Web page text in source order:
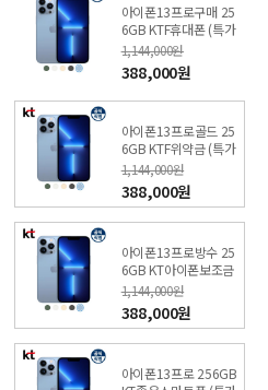
아이폰13프로구매 25
6GB KTF휴대폰 (특가
폰 신청) 온라인KT직영
점
1,144,000원
388,000원
아이폰13프로골드 25
6GB KTF위약금 (특가
폰 신청) 온라인KT직영
점
1,144,000원
388,000원
아이폰13프로방수 25
6GB KT아이폰보조금
(특가폰 신청) 온라인 K
T직영점
1,144,000원
388,000원
아이폰13프로 256GB